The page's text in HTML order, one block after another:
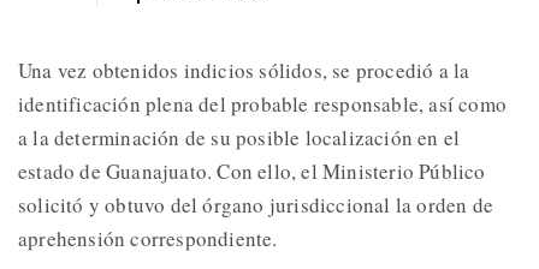
Una vez obtenidos indicios sólidos, se procedió a la
identificación plena del probable responsable, así como
a la determinación de su posible localización en el
estado de Guanajuato. Con ello, el Ministerio Público
solicitó y obtuvo del órgano jurisdiccional la orden de
aprehensión correspondiente.